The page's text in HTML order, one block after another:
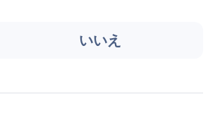
いいえ